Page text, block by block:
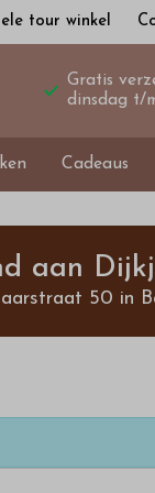
tour winkel
Gratis
dinsdag t/
Cadeaus
aan
50 in